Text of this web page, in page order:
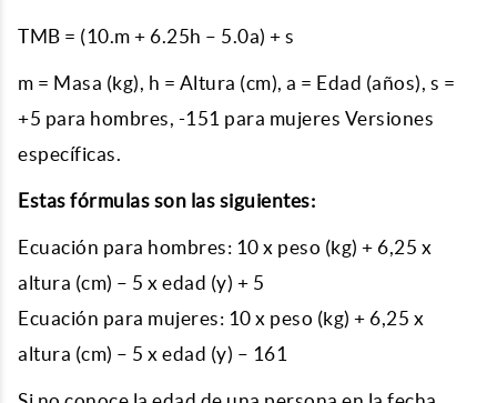
TMB = (10.m + 6.25h – 5.0a) + s
m = Masa (kg), h = Altura (cm), a = Edad (años), s =
+5 para hombres, -151 para mujeres Versiones
específicas.
Estas fórmulas son las siguientes:
Ecuación para hombres: 10 x peso (kg) + 6,25 x
altura (cm) – 5 x edad (y) + 5
Ecuación para mujeres: 10 x peso (kg) + 6,25 x
altura (cm) – 5 x edad (y) – 161